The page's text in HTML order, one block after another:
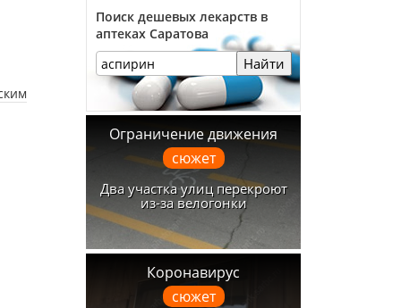
Поиск дешевых лекарств в
аптеках Саратова
Найти
Ограничение движения
сюжет
Два участка улиц перекроют
из-за велогонки
Коронавирус
сюжет